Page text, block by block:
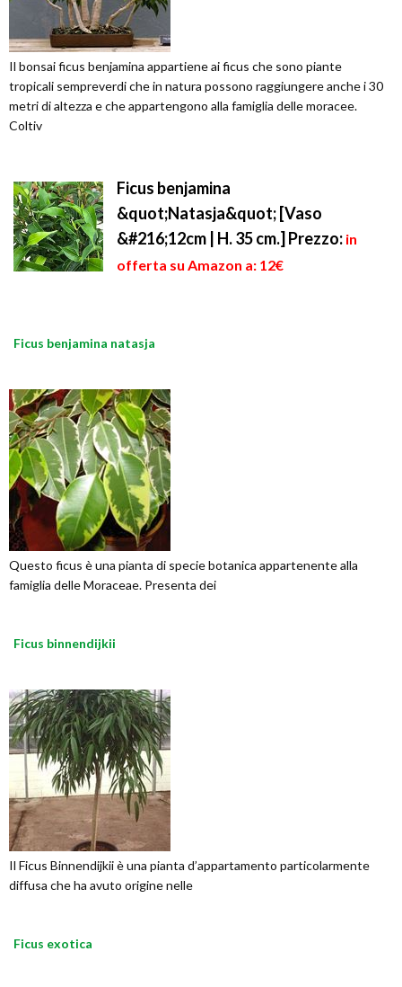
Il bonsai ficus benjamina appartiene ai ficus che sono piante
tropicali sempreverdi che in natura possono raggiungere anche i 30
metri di altezza e che appartengono alla famiglia delle moracee.
Coltiv
Ficus benjamina
&quot;Natasja&quot; [Vaso
&#216;12cm | H. 35 cm.] Prezzo: in
offerta su Amazon a: 12€
Ficus benjamina natasja
Questo ficus è una pianta di specie botanica appartenente alla
famiglia delle Moraceae. Presenta dei
Ficus binnendijkii
Il Ficus Binnendijkii è una pianta d’appartamento particolarmente
diffusa che ha avuto origine nelle
Ficus exotica